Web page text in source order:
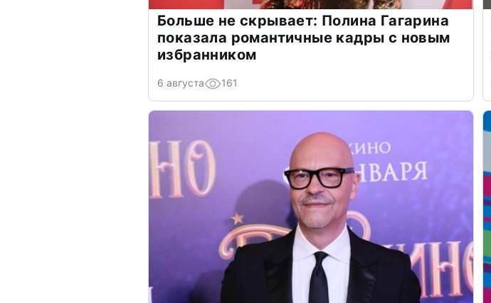
Больше не скрывает: Полина Гагарина
показала романтичные кадры с новым
избранником
6 августа 161